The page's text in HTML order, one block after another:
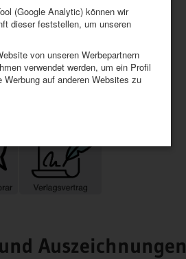
(Google Analytic) können wir
dieser feststellen, um unseren
von unseren Werbepartnern
verwendet werden, um ein Profil
auf anderen Websites zu
Auszeichnungen